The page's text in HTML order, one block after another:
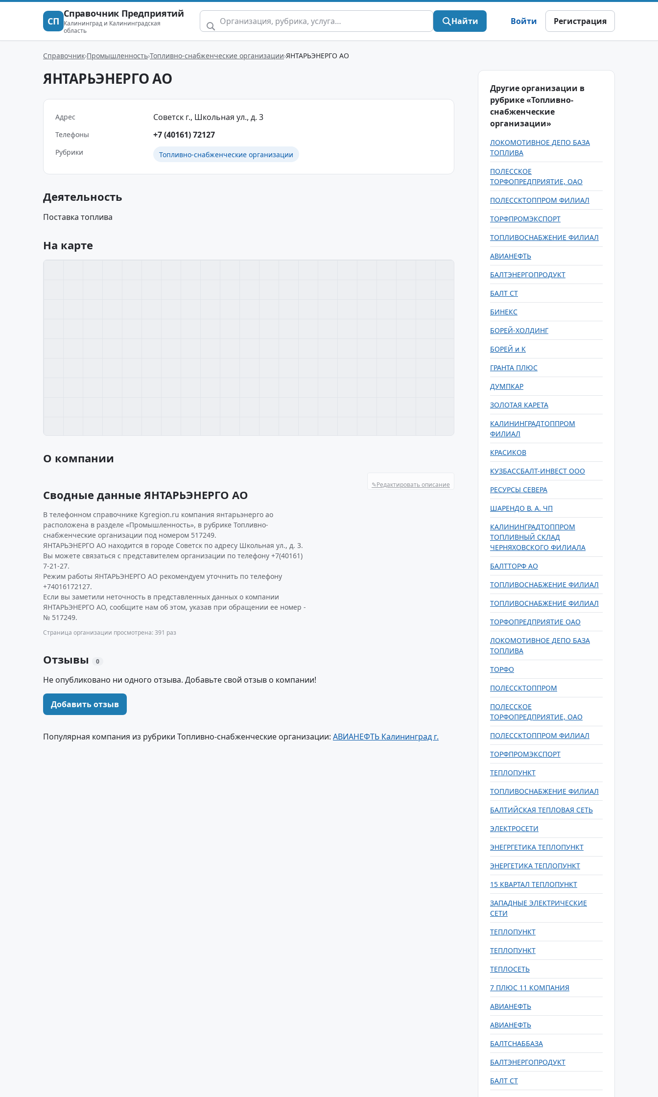
СП
Справочник Предприятий
Калининград и Калининградская
область
Найти Войти Регистрация
Справочник Промышленность Топливно-снабженческие организации ЯНТАРЬЭНЕРГО АО
ЯНТАРЬЭНЕРГО АО
Адрес Советск г., Школьная ул., д. 3
Телефоны +7 (40161) 72127
Рубрики Топливно-снабженческие организации
Деятельность
Поставка топлива
На карте
О компании
✎Редактировать описание
Сводные данные ЯНТАРЬЭНЕРГО АО
В телефонном справочнике Kgregion.ru компания янтарьэнерго ао
расположена в разделе «Промышленность», в рубрике Топливно-
снабженческие организации под номером 517249.
ЯНТАРЬЭНЕРГО АО находится в городе Советск по адресу Школьная ул., д. 3.
Вы можете связаться с представителем организации по телефону +7(40161)
7-21-27.
Режим работы ЯНТАРЬЭНЕРГО АО рекомендуем уточнить по телефону
+74016172127.
Если вы заметили неточность в представленных данных о компании
ЯНТАРЬЭНЕРГО АО, сообщите нам об этом, указав при обращении ее номер -
№ 517249.
Страница организации просмотрена: 391 раз
Отзывы 0
Не опубликовано ни одного отзыва. Добавьте свой отзыв о компании!
Добавить отзыв
Популярная компания из рубрики Топливно-снабженческие организации: АВИАНЕФТЬ Калининград г.
Другие организации в
рубрике «Топливно-
снабженческие
организации»
ЛОКОМОТИВНОЕ ДЕПО БАЗА
ТОПЛИВА
ПОЛЕССКОЕ
ТОРФОПРЕДПРИЯТИЕ, ОАО
ПОЛЕССКТОППРОМ ФИЛИАЛ
ТОРФПРОМЭКСПОРТ
ТОПЛИВОСНАБЖЕНИЕ ФИЛИАЛ
АВИАНЕФТЬ
БАЛТЭНЕРГОПРОДУКТ
БАЛТ СТ
БИНЕКС
БОРЕЙ-ХОЛДИНГ
БОРЕЙ и К
ГРАНТА ПЛЮС
ДУМПКАР
ЗОЛОТАЯ КАРЕТА
КАЛИНИНГРАДТОППРОМ
ФИЛИАЛ
КРАСИКОВ
КУЗБАССБАЛТ-ИНВЕСТ ООО
РЕСУРСЫ СЕВЕРА
ШАРЕНДО В. А. ЧП
КАЛИНИНГРАДТОППРОМ
ТОПЛИВНЫЙ СКЛАД
ЧЕРНЯХОВСКОГО ФИЛИАЛА
БАЛТТОРФ АО
ТОПЛИВОСНАБЖЕНИЕ ФИЛИАЛ
ТОПЛИВОСНАБЖЕНИЕ ФИЛИАЛ
ТОРФОПРЕДПРИЯТИЕ ОАО
ЛОКОМОТИВНОЕ ДЕПО БАЗА
ТОПЛИВА
ТОРФО
ПОЛЕССКТОППРОМ
ПОЛЕССКОЕ
ТОРФОПРЕДПРИЯТИЕ, ОАО
ПОЛЕССКТОППРОМ ФИЛИАЛ
ТОРФПРОМЭКСПОРТ
ТЕПЛОПУНКТ
ТОПЛИВОСНАБЖЕНИЕ ФИЛИАЛ
БАЛТИЙСКАЯ ТЕПЛОВАЯ СЕТЬ
ЭЛЕКТРОСЕТИ
ЭНЕГРГЕТИКА ТЕПЛОПУНКТ
ЭНЕРГЕТИКА ТЕПЛОПУНКТ
15 КВАРТАЛ ТЕПЛОПУНКТ
ЗАПАДНЫЕ ЭЛЕКТРИЧЕСКИЕ
СЕТИ
ТЕПЛОПУНКТ
ТЕПЛОПУНКТ
ТЕПЛОСЕТЬ
7 ПЛЮС 11 КОМПАНИЯ
АВИАНЕФТЬ
АВИАНЕФТЬ
БАЛТСНАББАЗА
БАЛТЭНЕРГОПРОДУКТ
БАЛТ СТ